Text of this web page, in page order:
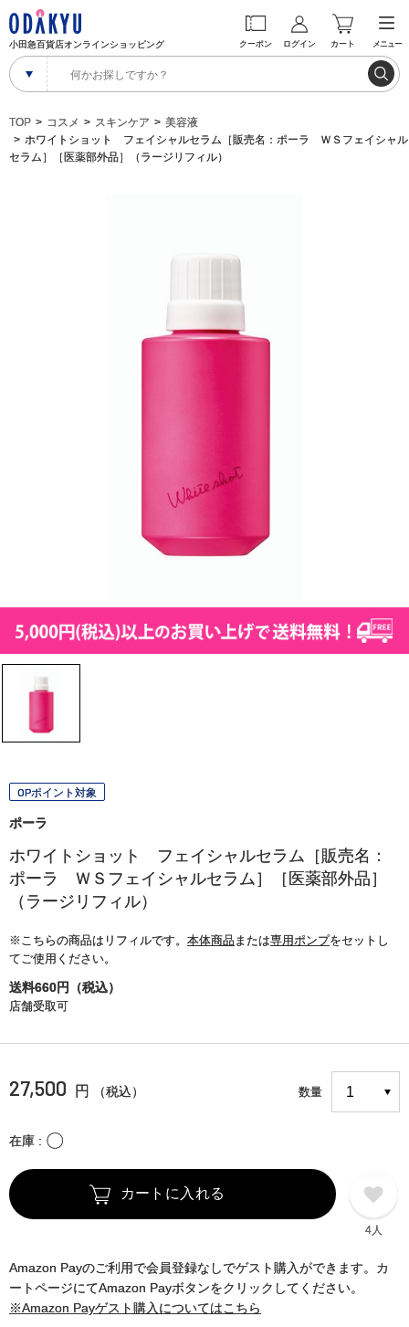
小田急百貨店オンラインショッピング クーポン ログイン カート メニュー
TOP コスメ スキンケア
美容液
ホワイトショット フェイシャルセラム［販売名：ポーラ ＷＳフェイシャル
セラム］［医薬部外品］（ラージリフィル）
OPポイント対象
ポーラ
ホワイトショット フェイシャルセラム［販売名：
ポーラ ＷＳフェイシャルセラム］［医薬部外品］
（ラージリフィル）
※こちらの商品はリフィルです。 本体商品 または専用ポンプをセットし
てご使用ください。
送料660円（税込）
店舗受取可
27,500 円 （税込） 数量
在庫 〇
カートに入れる
4人
Amazon Payのご利用で会員登録なしでゲスト購入ができます。カ
ートページにてAmazon Payボタンをクリックしてください。
※Amazon Payゲスト購入についてはこちら